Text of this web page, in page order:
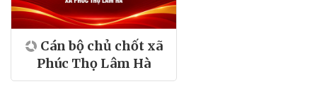
Cán bộ chủ chốt xã
Phúc Thọ Lâm Hà